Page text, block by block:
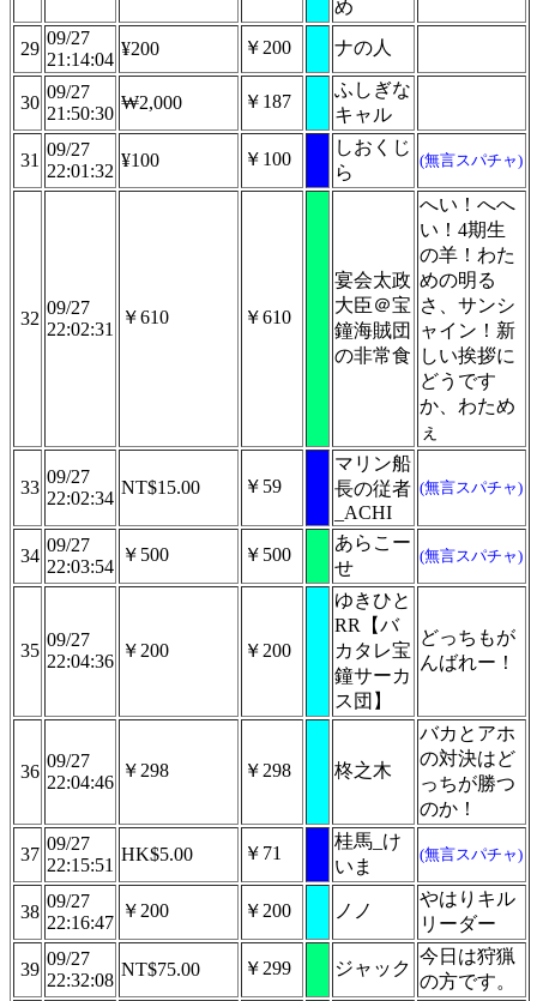
め
29
09/27
21:14:04
¥200 ￥200 ナの人
30
09/27
21:50:30
₩2,000 ￥187
ふしぎな
キャル
31
09/27
22:01:32
¥100 ￥100
しおくじ
ら
(無言スパチャ)
32
09/27
22:02:31
￥610 ￥610
宴会太政
大臣＠宝
鐘海賊団
の非常食
へい！へへ
い！4期生
の羊！わた
めの明る
さ、サンシ
ャイン！新
しい挨拶に
どうです
か、わため
ぇ
33
09/27
22:02:34
NT$15.00 ￥59
マリン船
長の従者
_ACHI
(無言スパチャ)
34
09/27
22:03:54
￥500 ￥500
あらこー
せ
(無言スパチャ)
35
09/27
22:04:36
￥200 ￥200
ゆきひと
RR【バ
カタレ宝
鐘サーカ
ス団】
どっちもが
んばれー！
36
09/27
22:04:46
￥298 ￥298 柊之木
バカとアホ
の対決はど
っちが勝つ
のか！
37
09/27
22:15:51
HK$5.00 ￥71
桂馬_け
いま
(無言スパチャ)
38
09/27
22:16:47
￥200 ￥200 ノノ
やはりキル
リーダー
39
09/27
22:32:08
NT$75.00 ￥299 ジャック
今日は狩猟
の方です。